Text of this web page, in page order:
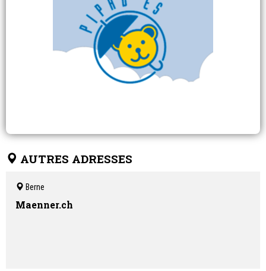
AUTRES ADRESSES
Berne
Maenner.ch